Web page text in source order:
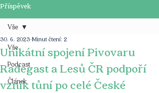
Příspěvek
Vše
Podcast
Článek
Vše
Unikátní spojení Pivovaru
Radegast a Lesů ČR podpoří
vznik tůní po celé České
30. 6. 2023 Minut čtení: 2